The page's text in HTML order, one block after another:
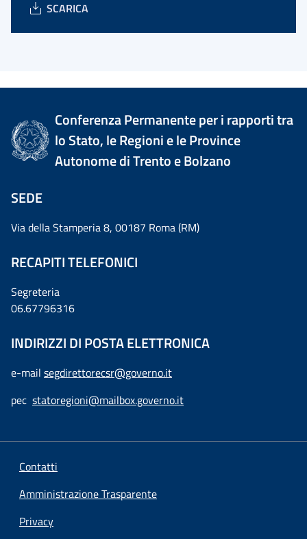
SCARICA
Conferenza Permanente per i rapporti tra
lo Stato, le Regioni e le Province
Autonome di Trento e Bolzano
SEDE
Via della Stamperia 8, 00187 Roma (RM)
RECAPITI TELEFONICI
Segreteria
06.67796316
INDIRIZZI DI POSTA ELETTRONICA
e-mail segdirettorecsr@governo.it
pec statoregioni@mailbox.governo.it
Contatti
Amministrazione Trasparente
Privacy